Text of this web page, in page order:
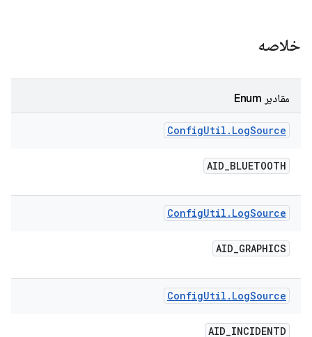
خلاصه
مقادیر Enum
ConfigUtil . LogSource
AID_BLUETOOTH
ConfigUtil . LogSource
AID_GRAPHICS
ConfigUtil . LogSource
AID_INCIDENTD